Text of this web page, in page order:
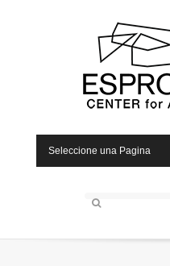
Seleccione una Pagina